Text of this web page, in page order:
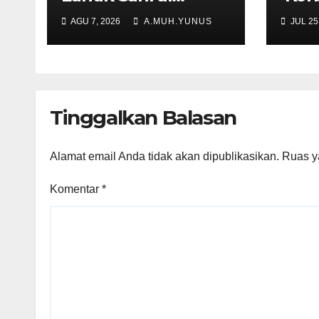
Kepala SNT 9 Gowa
AGU 7, 2026 A.MUH.YUNUS JUL
Tinggalkan Balasan
Alamat email Anda tidak akan dipublikasikan. Ruas
Komentar *